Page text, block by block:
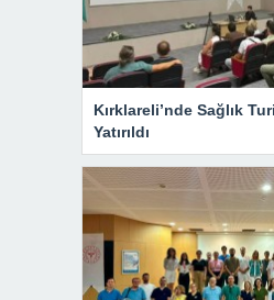
Kırklareli’nde Sağlık
Yatırıldı